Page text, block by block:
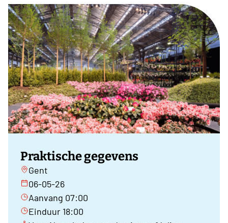
Praktische gegevens
Gent
06-05-26
Aanvang 07:00
Einduur 18:00